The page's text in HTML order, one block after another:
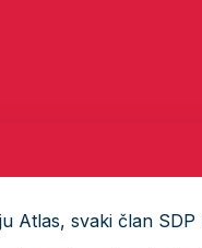
Atlas, svaki član